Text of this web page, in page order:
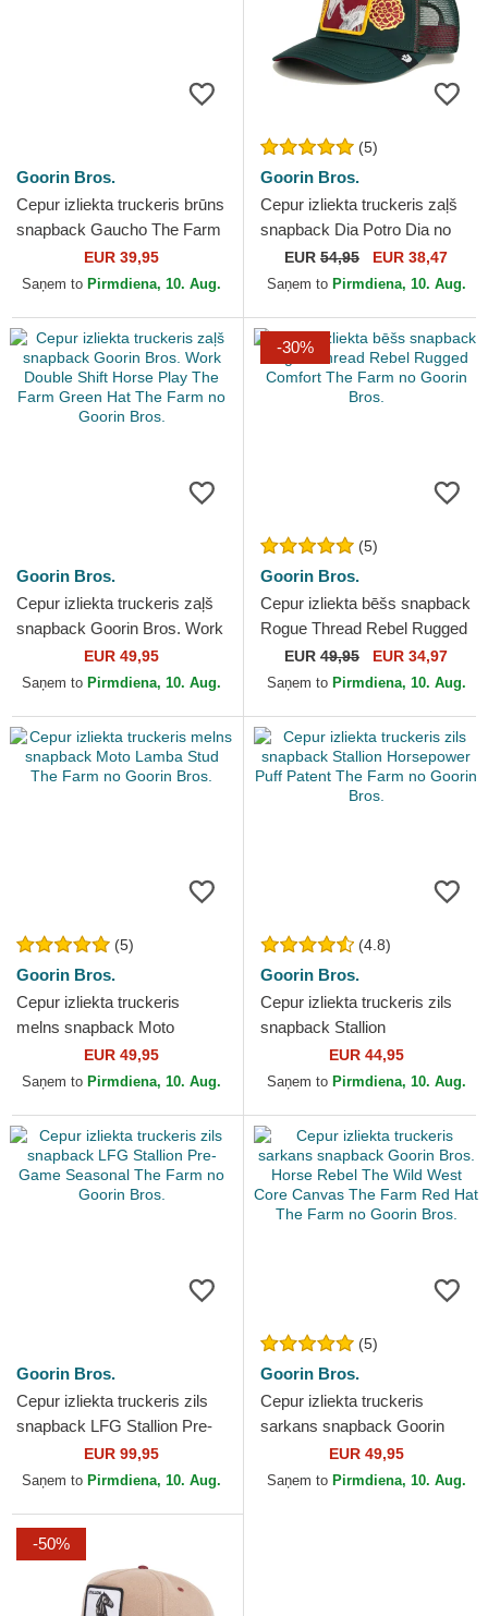
Goorin Bros.
Cepur izliekta truckeris brūns
snapback Gaucho The Farm
no Goorin Bros.
EUR 39,95
Saņem to Pirmdiena, 10. Aug.
(5)
Goorin Bros.
Cepur izliekta truckeris zaļš
snapback Dia Potro Dia no
Los Muertos The Farm no
Goorin Bros.
EUR 54,95 EUR 38,47
Saņem to Pirmdiena, 10. Aug.
Goorin Bros.
Cepur izliekta truckeris zaļš
snapback Goorin Bros. Work
Double Shift Horse Play The
Farm Green...
EUR 49,95
Saņem to Pirmdiena, 10. Aug.
-30%
(5)
Goorin Bros.
Cepur izliekta bēšs snapback
Rogue Thread Rebel Rugged
Comfort The Farm no Goorin
Bros.
EUR 49,95 EUR 34,97
Saņem to Pirmdiena, 10. Aug.
(5)
Goorin Bros.
Cepur izliekta truckeris
melns snapback Moto
Lamba Stud The Farm no
Goorin Bros.
EUR 49,95
Saņem to Pirmdiena, 10. Aug.
(4.8)
Goorin Bros.
Cepur izliekta truckeris zils
snapback Stallion
Horsepower Puff Patent The
Farm no Goorin Bros.
EUR 44,95
Saņem to Pirmdiena, 10. Aug.
Goorin Bros.
Cepur izliekta truckeris zils
snapback LFG Stallion Pre-
Game Seasonal The Farm
no Goorin Bros.
EUR 99,95
Saņem to Pirmdiena, 10. Aug.
(5)
Goorin Bros.
Cepur izliekta truckeris
sarkans snapback Goorin
Bros. Horse Rebel The Wild
West Core Canvas The...
EUR 49,95
Saņem to Pirmdiena, 10. Aug.
-50%